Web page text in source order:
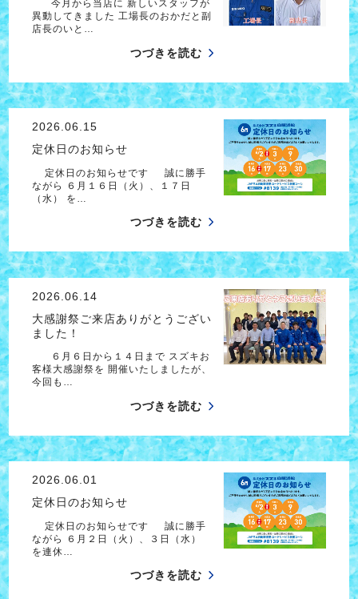
今月から当店に 新しいスタッフが
異動してきました 工場長のおかだと副
店長のいと…
つづきを読む
2026.06.15
定休日のお知らせ
定休日のお知らせです 誠に勝手
ながら ６月１６日（火）、１７日
（水） を…
つづきを読む
2026.06.14
大感謝祭ご来店ありがとうござい
ました！
６月６日から１４日まで スズキお
客様大感謝祭を 開催いたしましたが、
今回も…
つづきを読む
2026.06.01
定休日のお知らせ
定休日のお知らせです 誠に勝手
ながら ６月２日（火）、３日（水）
を連休…
つづきを読む